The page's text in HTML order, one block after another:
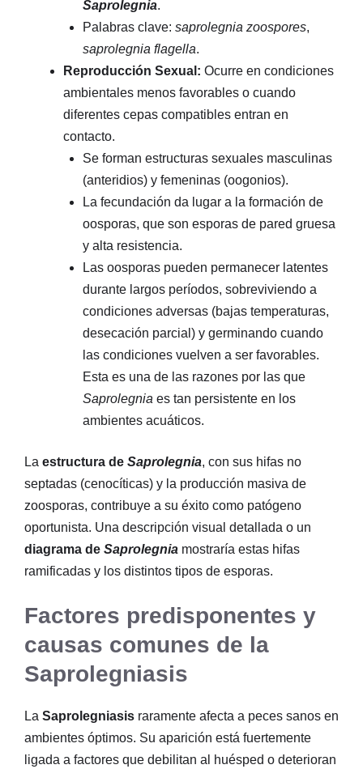
Saprolegnia.
Palabras clave: saprolegnia zoospores,
saprolegnia flagella.
Reproducción Sexual: Ocurre en condiciones
ambientales menos favorables o cuando
diferentes cepas compatibles entran en
contacto.
Se forman estructuras sexuales masculinas
(anteridios) y femeninas (oogonios).
La fecundación da lugar a la formación de
oosporas, que son esporas de pared gruesa
y alta resistencia.
Las oosporas pueden permanecer latentes
durante largos períodos, sobreviviendo a
condiciones adversas (bajas temperaturas,
desecación parcial) y germinando cuando
las condiciones vuelven a ser favorables.
Esta es una de las razones por las que
Saprolegnia es tan persistente en los
ambientes acuáticos.
La estructura de Saprolegnia, con sus hifas no
septadas (cenocíticas) y la producción masiva de
zoosporas, contribuye a su éxito como patógeno
oportunista. Una descripción visual detallada o un
diagrama de Saprolegnia mostraría estas hifas
ramificadas y los distintos tipos de esporas.
Factores predisponentes y
causas comunes de la
Saprolegniasis
La Saprolegniasis raramente afecta a peces sanos en
ambientes óptimos. Su aparición está fuertemente
ligada a factores que debilitan al huésped o deterioran